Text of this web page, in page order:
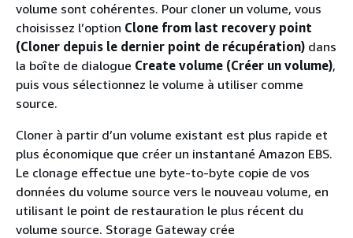
volume sont cohérentes. Pour cloner un volume, vous
choisissez l’option Clone from last recovery point
(Cloner depuis le dernier point de récupération) dans
la boîte de dialogue Create volume (Créer un volume),
puis vous sélectionnez le volume à utiliser comme
source.
Cloner à partir d’un volume existant est plus rapide et
plus économique que créer un instantané Amazon EBS.
Le clonage effectue une byte-to-byte copie de vos
données du volume source vers le nouveau volume, en
utilisant le point de restauration le plus récent du
volume source. Storage Gateway crée